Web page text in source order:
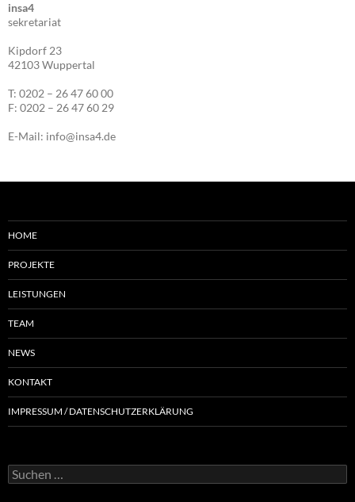
insa4
sekretariat
Kipdorf 23
42103 Wuppertal
T: 0202 – 26 47 60 00
F: 0202 – 26 47 60 29
E-Mail: info@insa4.de
HOME
PROJEKTE
LEISTUNGEN
TEAM
NEWS
KONTAKT
IMPRESSUM / DATENSCHUTZERKLÄRUNG